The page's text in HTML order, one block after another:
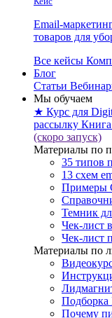
Email-
товаров для
Все кейсы
Блог
Статьи
Мы обучаем
★ Курс для
рассылку Книга
(скоро запуск)
Материалы по
35 типов
13 схем
Примеры
Темник
Чек-лист
Чек-лист
Материалы по
Почему